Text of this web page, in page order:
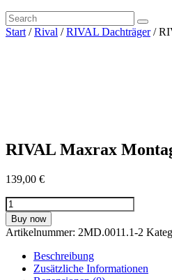
Start /Rival /RIVAL Dachträger/
RIVAL Maxrax
139,00 €
RIVAL
Maxrax
Montagehalterung
(horizontal)
Modularer
Dachträger
Menge
Buy now
Artikelnummer: 2MD.0011.1-2
Beschreibung
Zusätzliche Informationen